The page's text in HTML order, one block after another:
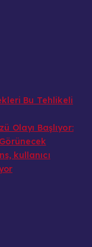
Olayı Başlıyor:
kullanıcı